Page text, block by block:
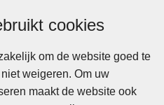
cookies
om de website goed te
weigeren. Om uw
maakt de website ook